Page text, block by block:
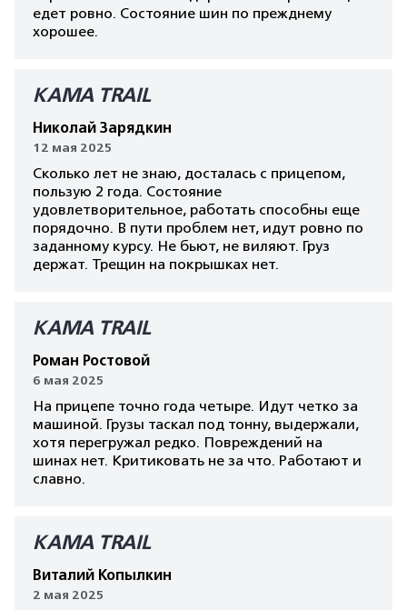
едет ровно. Состояние шин по прежднему
хорошее.
КАМА TRAIL
Николай Зарядкин
12 мая 2025
Сколько лет не знаю, досталась с прицепом,
пользую 2 года. Состояние
удовлетворительное, работать способны еще
порядочно. В пути проблем нет, идут ровно по
заданному курсу. Не бьют, не виляют. Груз
держат. Трещин на покрышках нет.
КАМА TRAIL
Роман Ростовой
6 мая 2025
На прицепе точно года четыре. Идут четко за
машиной. Грузы таскал под тонну, выдержали,
хотя перегружал редко. Повреждений на
шинах нет. Критиковать не за что. Работают и
славно.
КАМА TRAIL
Виталий Копылкин
2 мая 2025